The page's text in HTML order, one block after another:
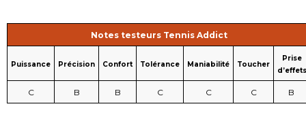
Notes testeurs Tennis Addict
Puissance Précision Confort Tolérance Maniabilité Toucher
Prise
d’effets
C B B C C C B